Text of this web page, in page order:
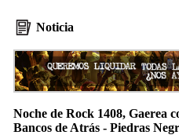
Noticia
Noche de Rock 1408, Gaerea
Bancos de Atrás - Piedras